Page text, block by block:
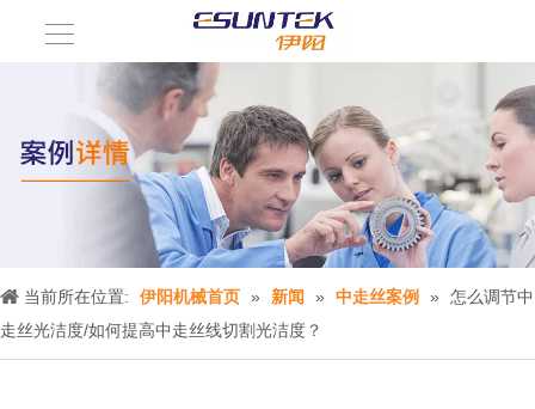
当前所在位置: 伊阳机械首页 » 新闻 » 中走丝案例 »
怎么调节中
走丝光洁度/如何提高中走丝线切割光洁度？